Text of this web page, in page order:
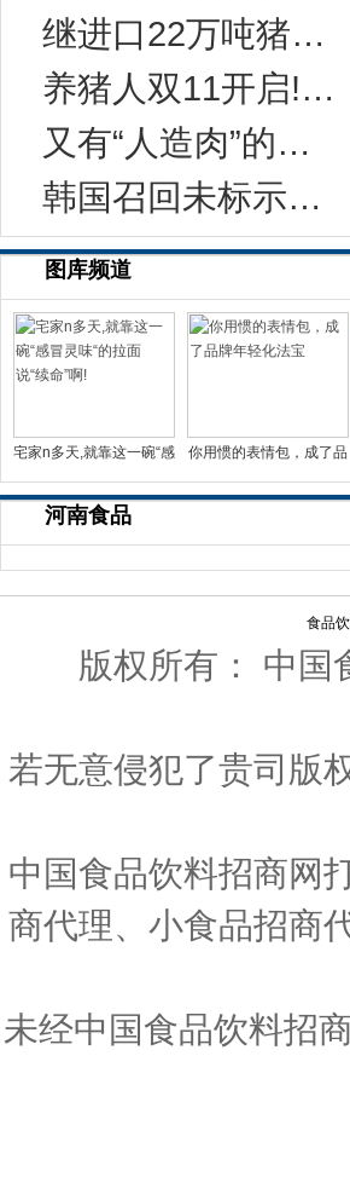
继进口22万吨猪肉后，中国对西班牙等国宣布一
养猪人双11开启!今年有10万家猪场在网上采
又有“人造肉”的事儿？科学家：无需饲养和屠宰
韩国召回未标示致敏成分的健康功能食品
图库频道
宅家n多天,就靠这一碗“感
你用惯的表情包，成了品
河南食品
食品
版权所有： 中国
若无意侵犯了贵司版
中国食品饮料招商网
商代理、小食品招商
未经中国食品饮料招